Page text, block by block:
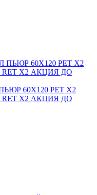
60X120 РЕТ Х2
RET X2 АКЦИЯ ДО